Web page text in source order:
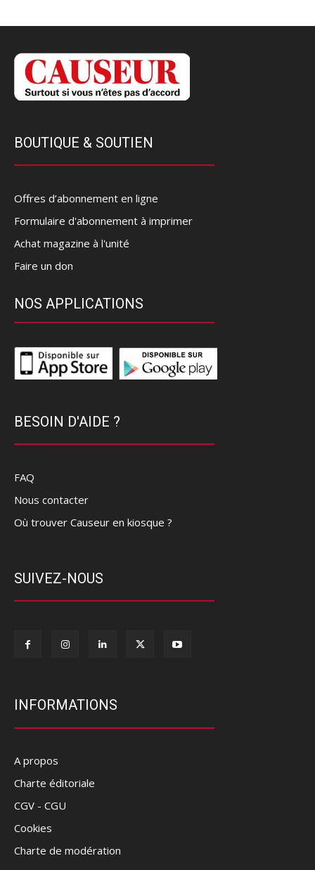
BOUTIQUE & SOUTIEN
Offres d’abonnement en ligne
Formulaire d'abonnement à imprimer
Achat magazine à l'unité
Faire un don
NOS APPLICATIONS
BESOIN D'AIDE ?
FAQ
Nous contacter
Où trouver Causeur en kiosque ?
SUIVEZ-NOUS
INFORMATIONS
A propos
Charte éditoriale
CGV - CGU
Cookies
Charte de modération